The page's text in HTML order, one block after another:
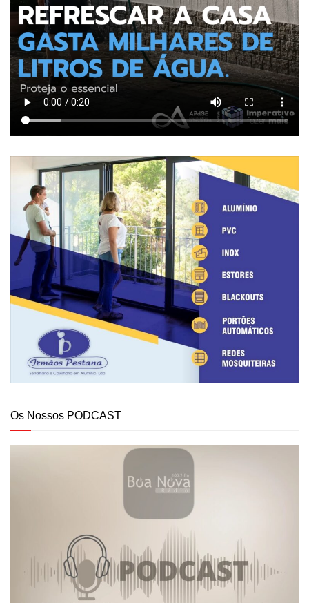
Os Nossos PODCAST